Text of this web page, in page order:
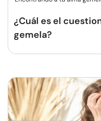
¿Cuál es el
gemela?